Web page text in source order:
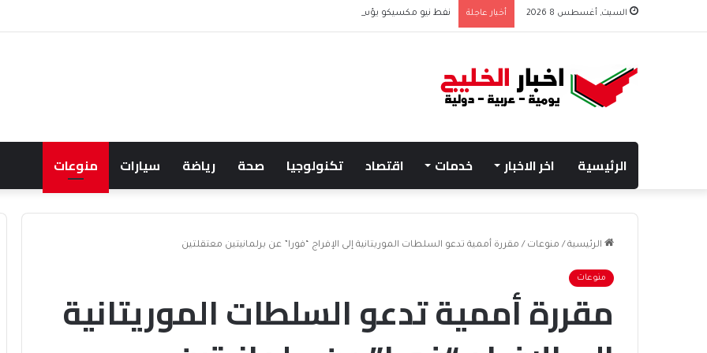
السبت, أغسطس 8 2026 أخبار عاجلة نفط نيو مكسيكو يؤسس صندوق 75 مليار دولار ويشعل جدل الإنفاق
الرئيسية اخر الاخبار خدمات اقتصاد تكنولوجيا صحة رياضة سيارات منوعات
الرئيسية / منوعات / مقررة أممية تدعو السلطات الموريتانية إلى الإفراج “فورا” عن برلمانيتين معتقلتين
منوعات
مقررة أممية تدعو السلطات الموريتانية